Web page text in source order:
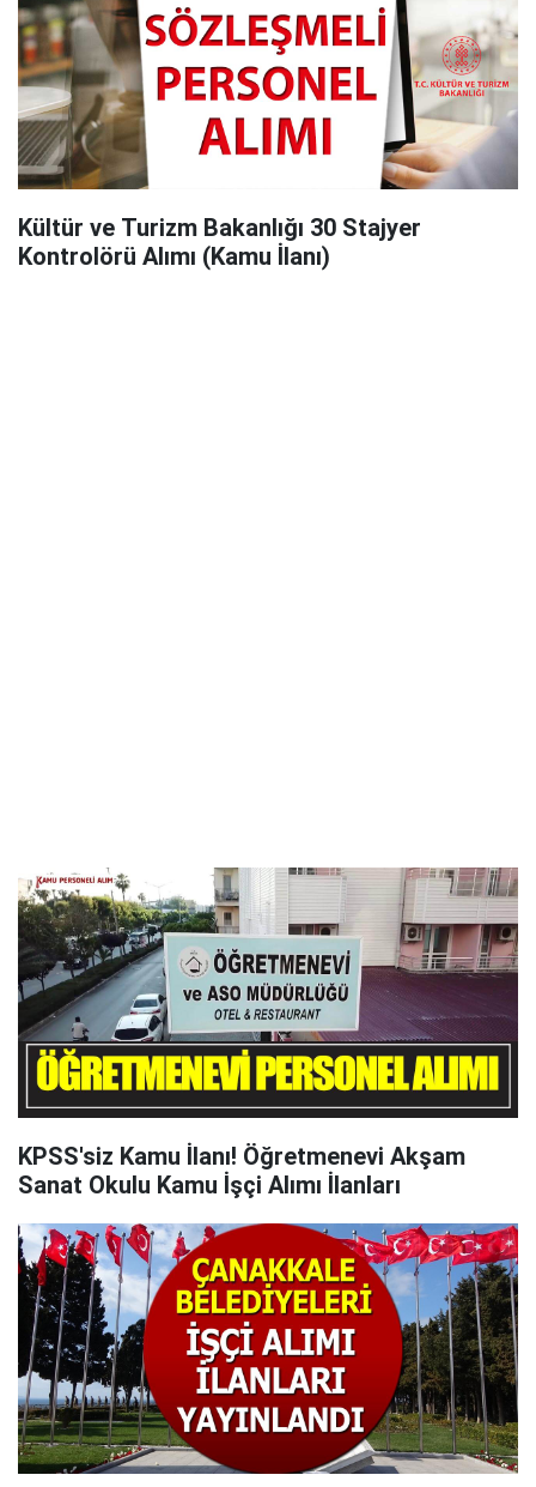
Kültür ve Turizm Bakanlığı 30 Stajyer
Kontrolörü Alımı (Kamu İlanı)
KPSS'siz Kamu İlanı! Öğretmenevi Akşam
Sanat Okulu Kamu İşçi Alımı İlanları